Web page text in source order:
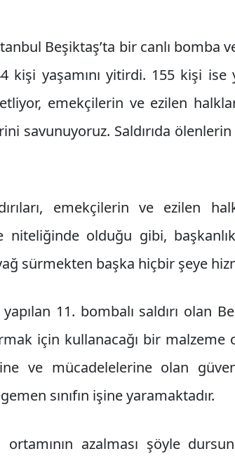
Beşiktaş’ta bir canlı bomba
kişi yaşamını yitirdi. 155 kişi
emekçilerin ve ezilen
savunuyoruz. Saldırıda ölenlerin
emekçilerin ve ezilen
olduğu gibi,
sürmekten başka hiçbir şeye
11. bombalı saldırı olan
için kullanacağı bir malzeme
ve mücadelelerine olan
sınıfın işine yaramaktadır.
azalması şöyle